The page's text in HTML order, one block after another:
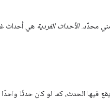
محدّد.الأحداث الفردية هي أحداث
يقع فيها الحدث، كما لو كان حدثًا